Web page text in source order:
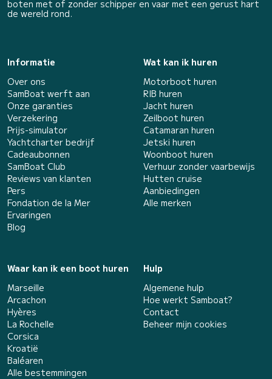
boten met of zonder schipper en vaar met een gerust hart
de wereld rond.
Informatie
Over ons
SamBoat werft aan
Onze garanties
Verzekering
Prijs-simulator
Yachtcharter bedrijf
Cadeaubonnen
SamBoat Club
Reviews van klanten
Pers
Fondation de la Mer
Ervaringen
Blog
Wat kan ik huren
Motorboot huren
RIB huren
Jacht huren
Zeilboot huren
Catamaran huren
Jetski huren
Woonboot huren
Verhuur zonder vaarbewijs
Hutten cruise
Aanbiedingen
Alle merken
Waar kan ik een boot huren
Marseille
Arcachon
Hyères
La Rochelle
Corsica
Kroatië
Baléaren
Alle bestemmingen
Hulp
Algemene hulp
Hoe werkt Samboat?
Contact
Beheer mijn cookies